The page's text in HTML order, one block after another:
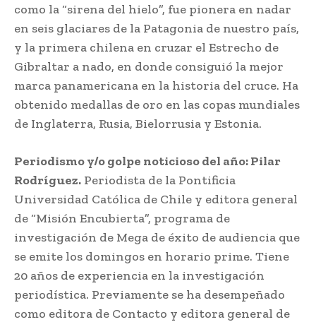
como la “sirena del hielo”, fue pionera en nadar
en seis glaciares de la Patagonia de nuestro país,
y la primera chilena en cruzar el Estrecho de
Gibraltar a nado, en donde consiguió la mejor
marca panamericana en la historia del cruce. Ha
obtenido medallas de oro en las copas mundiales
de Inglaterra, Rusia, Bielorrusia y Estonia.
Periodismo y/o golpe noticioso del año: Pilar
Rodríguez. Periodista de la Pontificia
Universidad Católica de Chile y editora general
de “Misión Encubierta”, programa de
investigación de Mega de éxito de audiencia que
se emite los domingos en horario prime. Tiene
20 años de experiencia en la investigación
periodística. Previamente se ha desempeñado
como editora de Contacto y editora general de